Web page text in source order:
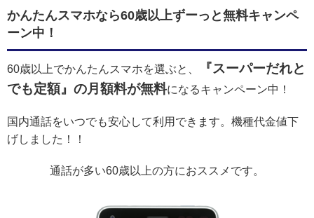
かんたんスマホなら60歳以上ずーっと無料キャンペ
ーン中！
60歳以上でかんたんスマホを選ぶと、
『スーパーだれと
でも定額』の月額料が無料になるキャンペーン中！
国内通話をいつでも安心して利用できます。機種代金値下
げしました！！
通話が多い60歳以上の方におススメです。